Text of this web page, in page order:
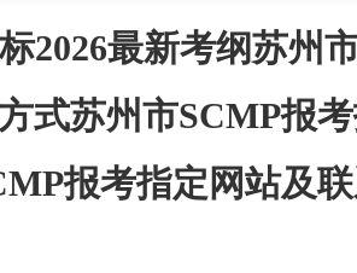
2026最新考纲苏州
式苏州市SCMP报
报考指定网站及